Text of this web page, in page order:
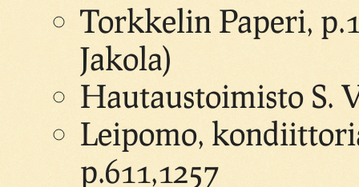
Torkkelin Paperi,
Jakola)
Hautaustoimisto S.
Leipomo,
p.611,1257